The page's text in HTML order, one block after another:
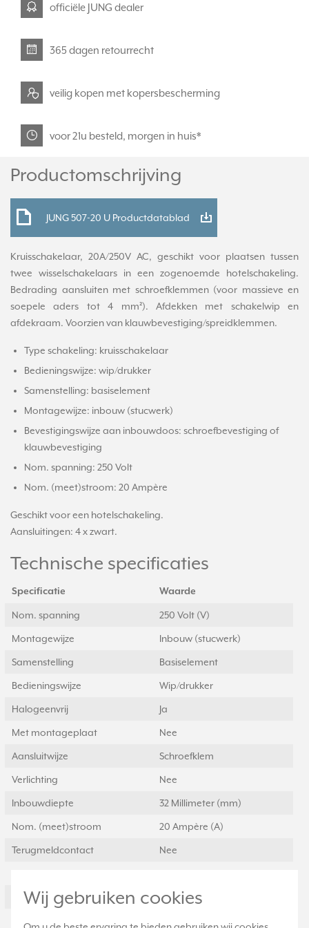
Wij gebruiken cookies
officiële JUNG dealer
365 dagen retourrecht
veilig kopen met kopersbescherming
voor 21u besteld, morgen in huis*
Productomschrijving
JUNG 507-20 U Productdatablad
Kruisschakelaar, 20A/250V AC, geschikt voor plaatsen tussen
twee wisselschakelaars in een zogenoemde hotelschakeling.
Bedrading aansluiten met schroefklemmen (voor massieve en
soepele aders tot 4 mm²). Afdekken met schakelwip en
afdekraam. Voorzien van klauwbevestiging/spreidklemmen.
Type schakeling: kruisschakelaar
Bedieningswijze: wip/drukker
Samenstelling: basiselement
Montagewijze: inbouw (stucwerk)
Bevestigingswijze aan inbouwdoos: schroefbevestiging of
klauwbevestiging
Nom. spanning: 250 Volt
Nom. (meet)stroom: 20 Ampère
Geschikt voor een hotelschakeling.
Aansluitingen: 4 x zwart.
Technische specificaties
Specificatie Waarde
Nom. spanning 250 Volt (V)
Montagewijze Inbouw (stucwerk)
Samenstelling Basiselement
Bedieningswijze Wip/drukker
Halogeenvrij Ja
Met montageplaat Nee
Aansluitwijze Schroefklem
Verlichting Nee
Inbouwdiepte 32 Millimeter (mm)
Nom. (meet)stroom 20 Ampère (A)
Terugmeldcontact Nee
Type schakeling Kruisschakelaar